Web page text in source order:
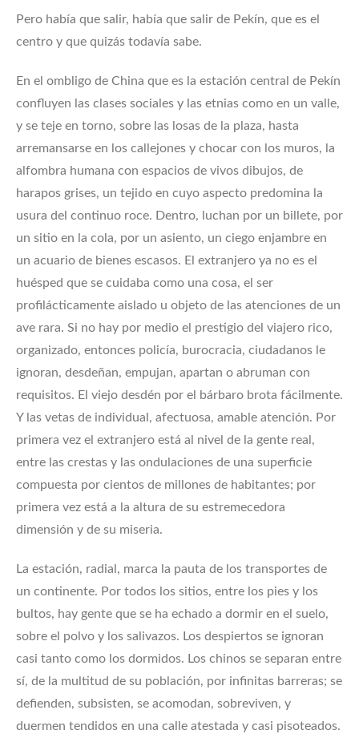
Pero había que salir, había que salir de Pekín, que es el
centro y que quizás todavía sabe.
En el ombligo de China que es la estación central de Pekín
confluyen las clases sociales y las etnias como en un valle,
y se teje en torno, sobre las losas de la plaza, hasta
arremansarse en los callejones y chocar con los muros, la
alfombra humana con espacios de vivos dibujos, de
harapos grises, un tejido en cuyo aspecto predomina la
usura del continuo roce. Dentro, luchan por un billete, por
un sitio en la cola, por un asiento, un ciego enjambre en
un acuario de bienes escasos. El extranjero ya no es el
huésped que se cuidaba como una cosa, el ser
profilácticamente aislado u objeto de las atenciones de un
ave rara. Si no hay por medio el prestigio del viajero rico,
organizado, entonces policía, burocracia, ciudadanos le
ignoran, desdeñan, empujan, apartan o abruman con
requisitos. El viejo desdén por el bárbaro brota fácilmente.
Y las vetas de individual, afectuosa, amable atención. Por
primera vez el extranjero está al nivel de la gente real,
entre las crestas y las ondulaciones de una superficie
compuesta por cientos de millones de habitantes; por
primera vez está a la altura de su estremecedora
dimensión y de su miseria.
La estación, radial, marca la pauta de los transportes de
un continente. Por todos los sitios, entre los pies y los
bultos, hay gente que se ha echado a dormir en el suelo,
sobre el polvo y los salivazos. Los despiertos se ignoran
casi tanto como los dormidos. Los chinos se separan entre
sí, de la multitud de su población, por infinitas barreras; se
defienden, subsisten, se acomodan, sobreviven, y
duermen tendidos en una calle atestada y casi pisoteados.